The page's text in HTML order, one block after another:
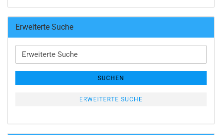
Erweiterte Suche
Erweiterte
Suche
SUCHEN
ERWEITERTE SUCHE